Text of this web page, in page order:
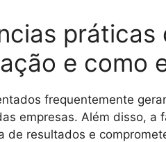
práticas
e como
frequentemente
empresas. Além disso, a
de resultados e